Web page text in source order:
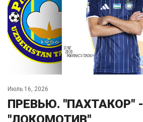
Июль 16, 2026
ПРЕВЬЮ. "ПАХТАКОР" -